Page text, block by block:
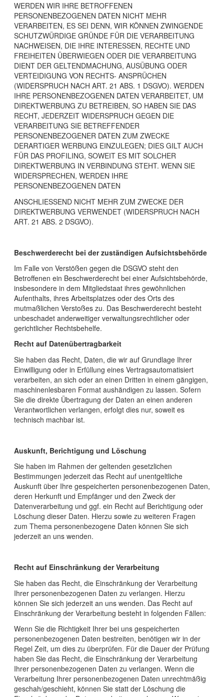
WERDEN WIR IHRE BETROFFENEN
PERSONENBEZOGENEN DATEN NICHT MEHR
VERARBEITEN, ES SEI DENN, WIR KÖNNEN ZWINGENDE
SCHUTZWÜRDIGE GRÜNDE FÜR DIE VERARBEITUNG
NACHWEISEN, DIE IHRE INTERESSEN, RECHTE UND
FREIHEITEN ÜBERWIEGEN ODER DIE VERARBEITUNG
DIENT DER GELTENDMACHUNG, AUSÜBUNG ODER
VERTEIDIGUNG VON RECHTS- ANSPRÜCHEN
(WIDERSPRUCH NACH ART. 21 ABS. 1 DSGVO). WERDEN
IHRE PERSONENBEZOGENEN DATEN VERARBEITET, UM
DIREKTWERBUNG ZU BETREIBEN, SO HABEN SIE DAS
RECHT, JEDERZEIT WIDERSPRUCH GEGEN DIE
VERARBEITUNG SIE BETREFFENDER
PERSONENBEZOGENER DATEN ZUM ZWECKE
DERARTIGER WERBUNG EINZULEGEN; DIES GILT AUCH
FÜR DAS PROFILING, SOWEIT ES MIT SOLCHER
DIREKTWERBUNG IN VERBINDUNG STEHT. WENN SIE
WIDERSPRECHEN, WERDEN IHRE
PERSONENBEZOGENEN DATEN
ANSCHLIESSEND NICHT MEHR ZUM ZWECKE DER
DIREKTWERBUNG VERWENDET (WIDERSPRUCH NACH
ART. 21 ABS. 2 DSGVO).
Beschwerderecht bei der zuständigen Aufsichtsbehörde
Im Falle von Verstößen gegen die DSGVO steht den
Betroffenen ein Beschwerderecht bei einer Aufsichtsbehörde,
insbesondere in dem Mitgliedstaat ihres gewöhnlichen
Aufenthalts, ihres Arbeitsplatzes oder des Orts des
mutmaßlichen Verstoßes zu. Das Beschwerderecht besteht
unbeschadet anderweitiger verwaltungsrechtlicher oder
gerichtlicher Rechtsbehelfe.
Recht auf Datenübertragbarkeit
Sie haben das Recht, Daten, die wir auf Grundlage Ihrer
Einwilligung oder in Erfüllung eines Vertragsautomatisiert
verarbeiten, an sich oder an einen Dritten in einem gängigen,
maschinenlesbaren Format aushändigen zu lassen. Sofern
Sie die direkte Übertragung der Daten an einen anderen
Verantwortlichen verlangen, erfolgt dies nur, soweit es
technisch machbar ist.
Auskunft, Berichtigung und Löschung
Sie haben im Rahmen der geltenden gesetzlichen
Bestimmungen jederzeit das Recht auf unentgeltliche
Auskunft über Ihre gespeicherten personenbezogenen Daten,
deren Herkunft und Empfänger und den Zweck der
Datenverarbeitung und ggf. ein Recht auf Berichtigung oder
Löschung dieser Daten. Hierzu sowie zu weiteren Fragen
zum Thema personenbezogene Daten können Sie sich
jederzeit an uns wenden.
Recht auf Einschränkung der Verarbeitung
Sie haben das Recht, die Einschränkung der Verarbeitung
Ihrer personenbezogenen Daten zu verlangen. Hierzu
können Sie sich jederzeit an uns wenden. Das Recht auf
Einschränkung der Verarbeitung besteht in folgenden Fällen:
Wenn Sie die Richtigkeit Ihrer bei uns gespeicherten
personenbezogenen Daten bestreiten, benötigen wir in der
Regel Zeit, um dies zu überprüfen. Für die Dauer der Prüfung
haben Sie das Recht, die Einschränkung der Verarbeitung
Ihrer personenbezogenen Daten zu verlangen. Wenn die
Verarbeitung Ihrer personenbezogenen Daten unrechtmäßig
geschah/geschieht, können Sie statt der Löschung die